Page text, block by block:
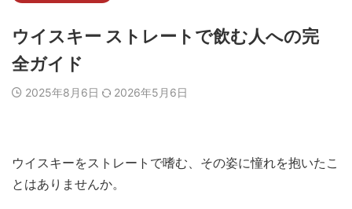
ウイスキー ストレートで飲む人への完
全ガイド
2025年8月6日 2026年5月6日
ウイスキーをストレートで嗜む、その姿に憧れを抱いたこ
とはありませんか。